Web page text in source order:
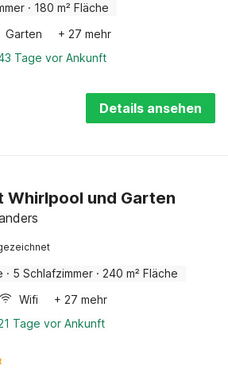
· 180 m² Fläche
Garten
+ 27 mehr
Tage vor Ankunft
Details ansehen
Whirlpool und Garten
· 5 Schlafzimmer · 240 m² Fläche
Wifi
+ 27 mehr
Tage vor Ankunft